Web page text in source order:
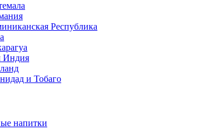
Республика
Индия
и Тобаго
напитки